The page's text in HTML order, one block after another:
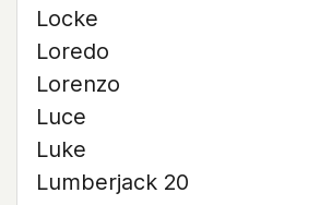
Locke
Loredo
Lorenzo
Luce
Luke
Lumberjack 20